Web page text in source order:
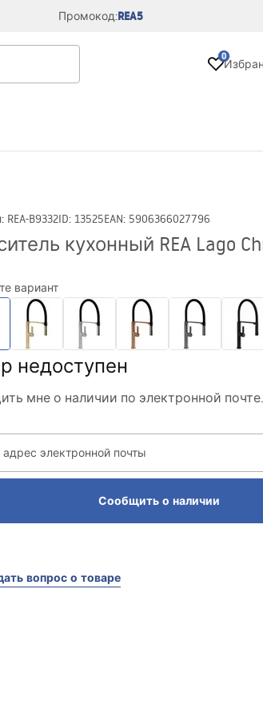
Промокод:REA5
0
: REA-B9332ID: 13525EAN: 5906366027796
кухонный REA Lago
вариант
недоступен
мне о наличии по электронной почте.
электронной почты
Сообщить о наличии
вопрос о товаре